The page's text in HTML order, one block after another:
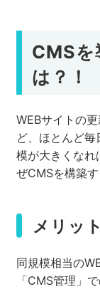
CMSを
は？！
WEBサイトの
ど、ほとんど
模が大きくなれ
ぜCMSを構築す
メリッ
同規模相当の
「CMS管理」